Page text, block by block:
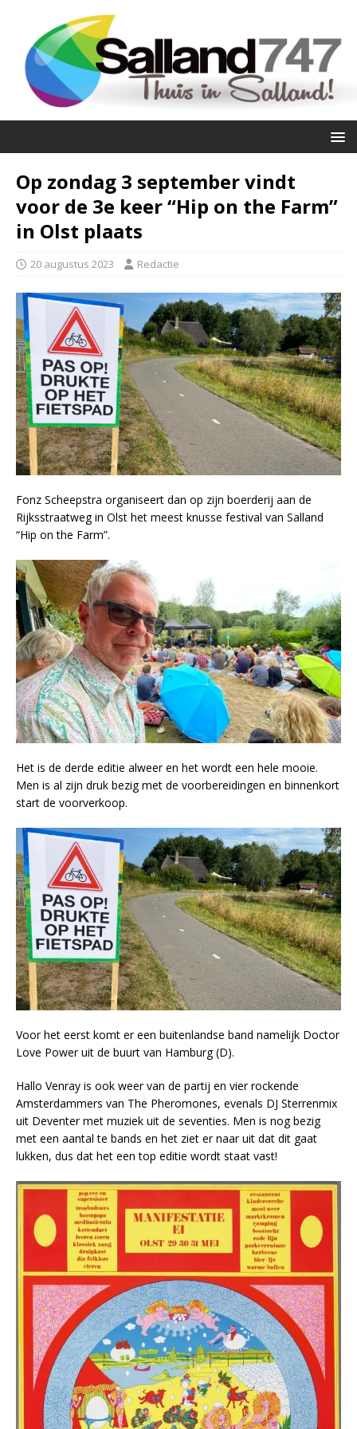
Op zondag 3 september vindt
voor de 3e keer “Hip on the Farm”
in Olst plaats
20 augustus 2023 Redactie
Fonz Scheepstra organiseert dan op zijn boerderij aan de
Rijksstraatweg in Olst het meest knusse festival van Salland
“Hip on the Farm”.
Het is de derde editie alweer en het wordt een hele mooie.
Men is al zijn druk bezig met de voorbereidingen en binnenkort
start de voorverkoop.
Voor het eerst komt er een buitenlandse band namelijk Doctor
Love Power uit de buurt van Hamburg (D).
Hallo Venray is ook weer van de partij en vier rockende
Amsterdammers van The Pheromones, evenals DJ Sterrenmix
uit Deventer met muziek uit de seventies. Men is nog bezig
met een aantal te bands en het ziet er naar uit dat dit gaat
lukken, dus dat het een top editie wordt staat vast!